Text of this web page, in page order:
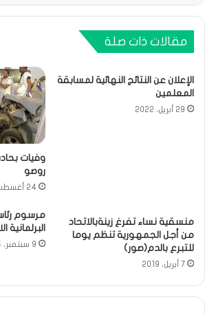
مقالات ذات صلة
الإعلان عن النتائج النهائية لمسابقة
المعلمين
29 أبريل، 2022
وفيات
روصو
24 أغسطس، 2025
منسقية نساء تفرغ زينةبالاتحاد
من أجل الجمهورية تنظم يوما
للتبرع بالدم(صور)
7 أبريل، 2019
مرسوم
البرلمانية
9 سبتمبر، 2024